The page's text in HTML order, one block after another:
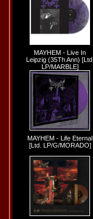
MAYHEM - Live In
Leipzig (35Th Ann) [Ltd.
LP/MARBLE]
MAYHEM - Life Eternal
[Ltd. LP/G/MORADO]